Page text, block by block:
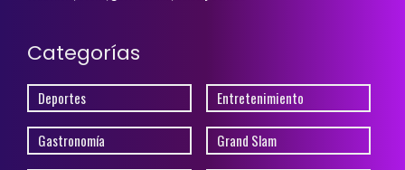
Categorías
Deportes Entretenimiento
Gastronomía Grand Slam